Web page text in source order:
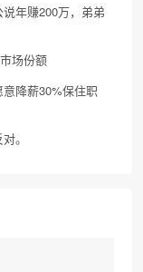
年赚200万，弟弟
场份额
降薪30%保住职
。